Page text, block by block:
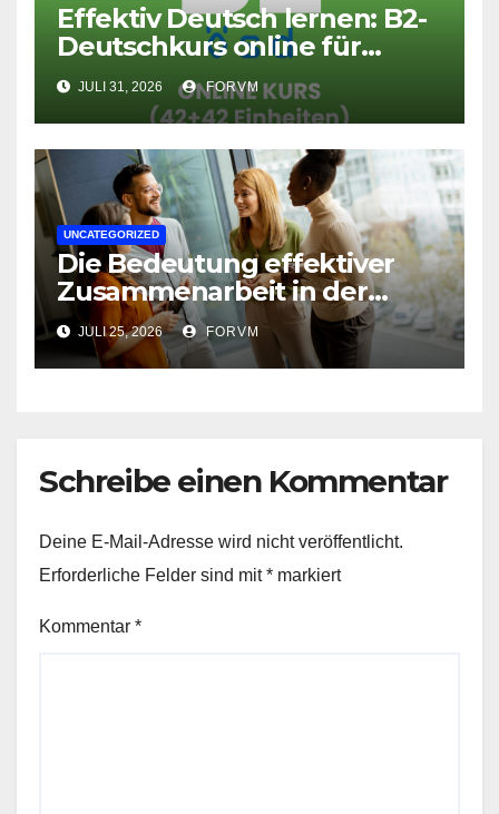
Effektiv Deutsch lernen: B2-
Deutschkurs online für
Fortgeschrittene
JULI 31, 2026 FORVM
UNCATEGORIZED
Die Bedeutung effektiver
Zusammenarbeit in der
Arbeitswelt
JULI 25, 2026 FORVM
Schreibe einen Kommentar
Deine E-Mail-Adresse wird nicht veröffentlicht.
Erforderliche Felder sind mit* markiert
Kommentar *